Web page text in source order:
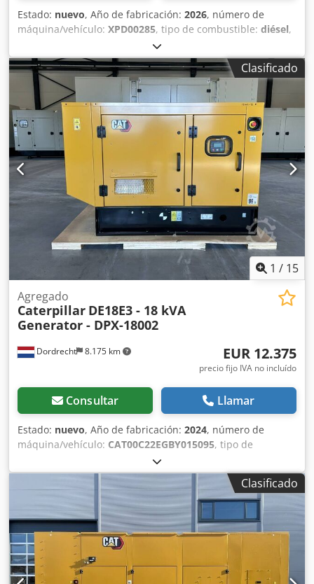
Estado: nuevo, Año de fabricación: 2026, número de
máquina/vehículo: XPD00285, tipo de combustible: diésel,
Cat C9.3B
Peso en vacío: 4.784 kg Potencia del generador: 310 kVA
Dimensiones del compartimento de carga: 409 x 151 x 228
cm Marcado CE: sí Nivel de emisiones: Stage V / Tier IV
final Capacidad del depósito de agua: 667 l País de
fabricación: CN Contacte al equipo de DPX para más
información. Dcodpfx Aozc Dwqoqrok = Otras opciones y
accesorios = - Batería - Panel de control - Techo de acero -
Cisterna
Clasificado
1 / 15
Dordrecht 8.175 km
Agregado
Caterpillar DE18E3 - 18 kVA
Generator - DPX-18002
EUR 12.375
precio fijo IVA no incluído
Consultar Llamar
Estado: nuevo, Año de fabricación: 2024, número de
máquina/vehículo: CAT00C22EGBY015095, tipo de
, fabricante de motores:
C2.2, Uso previsto: construcción Peso en vacío: 706 kg
Potencia del generador: 18 kVA Dimensiones de la zona de
carga: 171 x 88 x 127 cm Marcado CE: sí Capacidad del
depósito de agua: 55 l País de fabricación: CN Para obtener
más información, póngase en contacto con el equipo de
DPX. Dcodpfx Ajzc Dvyoqrsk = Opciones y accesorios
adicionales = - Batería - Panel de control - Techo de acero -
Cisterna
Clasificado